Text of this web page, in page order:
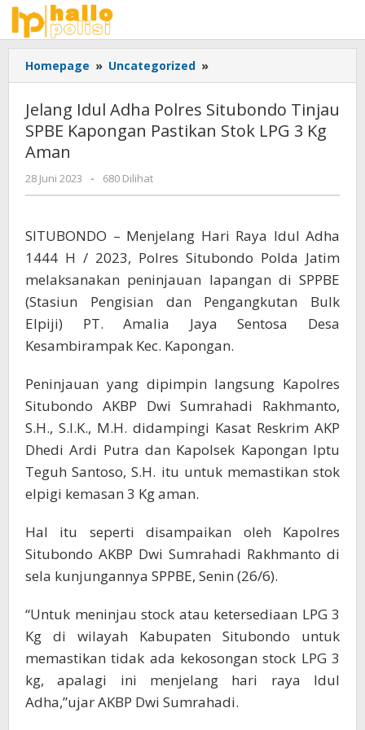
Lewati
konten
Homepage » Uncategorized »
Idul
Polres
Situbondo
Pastikan
LPG
3
Aman
Jelang Idul Adha Polres Situbondo Tinjau
SPBE Kapongan Pastikan Stok LPG 3 Kg
Aman
28 Juni 2023
oleh
Adhis
- 680 Dilihat
SITUBONDO – Menjelang Hari Raya Idul Adha
1444 H / 2023, Polres Situbondo Polda Jatim
melaksanakan peninjauan lapangan di SPPBE
(Stasiun Pengisian dan Pengangkutan Bulk
Elpiji) PT. Amalia Jaya Sentosa Desa
Kesambirampak Kec. Kapongan.
Peninjauan yang dipimpin langsung Kapolres
Situbondo AKBP Dwi Sumrahadi Rakhmanto,
S.H., S.I.K., M.H. didampingi Kasat Reskrim AKP
Dhedi Ardi Putra dan Kapolsek Kapongan Iptu
Teguh Santoso, S.H. itu untuk memastikan stok
elpigi kemasan 3 Kg aman.
Hal itu seperti disampaikan oleh Kapolres
Situbondo AKBP Dwi Sumrahadi Rakhmanto di
sela kunjungannya SPPBE, Senin (26/6).
“Untuk meninjau stock atau ketersediaan LPG 3
Kg di wilayah Kabupaten Situbondo untuk
memastikan tidak ada kekosongan stock LPG 3
kg, apalagi ini menjelang hari raya Idul
Adha,”ujar AKBP Dwi Sumrahadi.